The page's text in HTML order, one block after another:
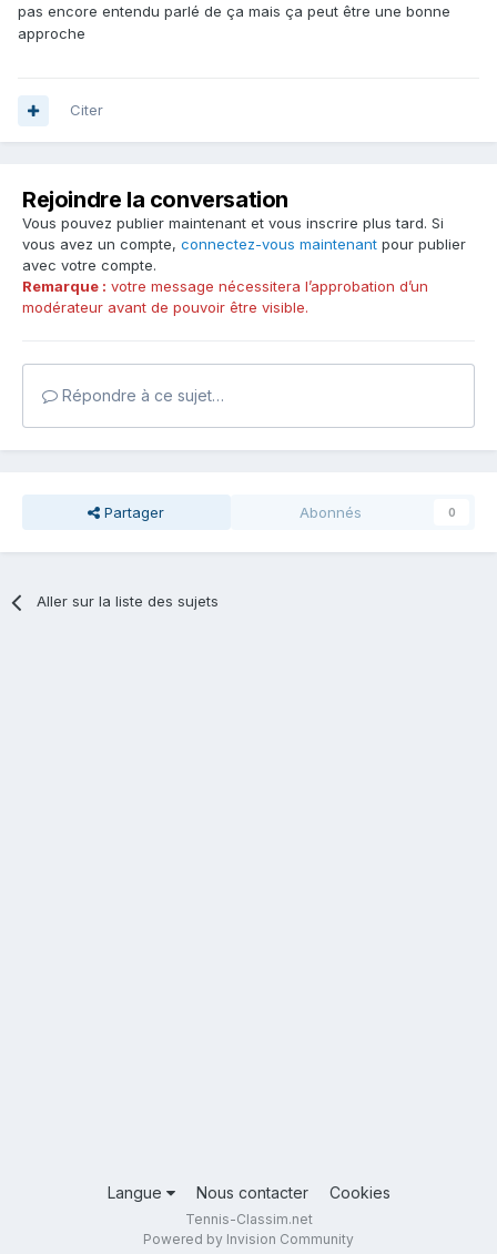
pas encore entendu parlé de ça mais ça peut être une bonne
approche
Citer
Rejoindre la conversation
Vous pouvez publier maintenant et vous inscrire plus tard. Si
vous avez un compte, connectez-vous maintenant pour publier
avec votre compte.
Remarque : votre message nécessitera l’approbation d’un
modérateur avant de pouvoir être visible.
Répondre à ce sujet…
Partager Abonnés 0
Aller sur la liste des sujets
Langue Nous contacter Cookies
Tennis-Classim.net
Powered by Invision Community